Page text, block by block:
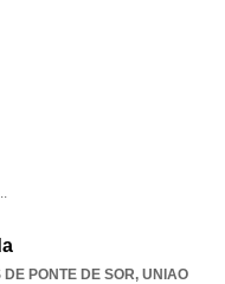
PONTE DE SOR, UNIAO